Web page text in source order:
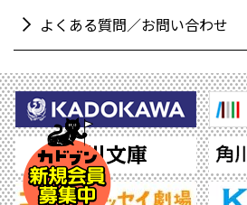
よくある質問／お問い合わせ